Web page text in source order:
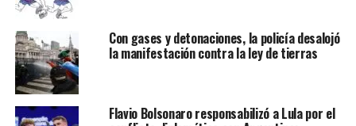
Con gases y detonaciones, la policía desalojó
la manifestación contra la ley de tierras
Flavio Bolsonaro responsabilizó a Lula por el